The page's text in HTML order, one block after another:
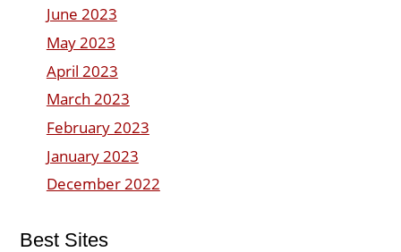
June 2023
May 2023
April 2023
March 2023
February 2023
January 2023
December 2022
Best Sites